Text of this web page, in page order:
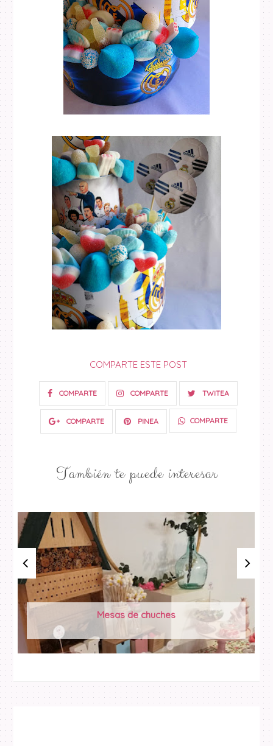
COMPARTE ESTE POST
COMPARTE COMPARTE TWITEA
COMPARTE PINEA COMPARTE
También te puede interesar
Mesas de chuches